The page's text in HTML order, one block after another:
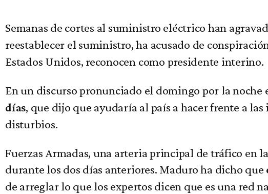
Semanas de cortes al suministro eléctrico han
reestablecer el suministro, ha acusado de
Estados Unidos, reconocen como presidente interino.
En un discurso pronunciado el domingo por la noche
días, que dijo que ayudaría al país a hacer frente a
disturbios.
Fuerzas Armadas, una arteria principal de tráfico en
durante los dos días anteriores. Maduro ha dicho que
de arreglar lo que los expertos dicen que es una red